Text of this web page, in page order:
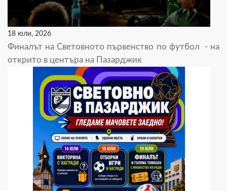
18 юли, 2026
Финалът на Световното първенство по футбол - на
открито в центъра на Пазарджик